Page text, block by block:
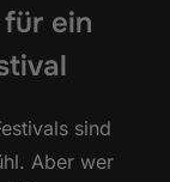
ein
sind
Aber wer